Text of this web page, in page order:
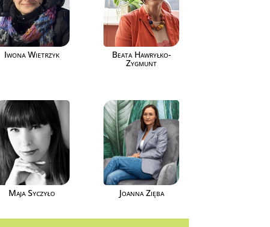
Iwona Wietrzyk Beata Hawryłko-
Zygmunt
Maja Syczyło Joanna Zięba